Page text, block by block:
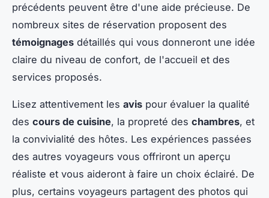
précédents peuvent être d'une aide précieuse. De
nombreux sites de réservation proposent des
témoignages détaillés qui vous donneront une idée
claire du niveau de confort, de l'accueil et des
services proposés.
Lisez attentivement les avis pour évaluer la qualité
des cours de cuisine, la propreté des chambres, et
la convivialité des hôtes. Les expériences passées
des autres voyageurs vous offriront un aperçu
réaliste et vous aideront à faire un choix éclairé. De
plus, certains voyageurs partagent des photos qui